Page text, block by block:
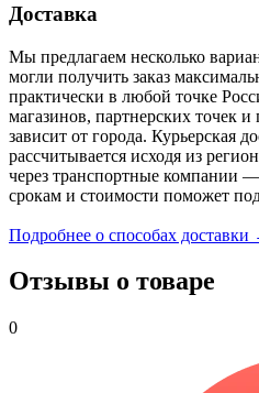
Доставка
Мы предлагаем несколько
могли получить заказ
практически в любой точке
магазинов, партнерских точек
зависит от города. Курьерская
рассчитывается исходя из
через транспортные компании
срокам и стоимости поможет
Подробнее о способах доставки
Отзывы о товаре
0